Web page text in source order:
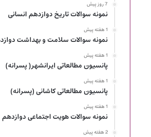
7 روز پیش
نمونه سوالات تاریخ دوازدهم انسانی
1 هفته پیش
نمونه سوالات سلامت و بهداشت
1 هفته پیش
پانسیون مطالعاتی ایرانشهر( پسرانه)
1 هفته پیش
پانسیون مطالعاتی کاشانی (پسرانه)
1 هفته پیش
نمونه سوالات هویت اجتماعی دوازدهم
2 هفته پیش